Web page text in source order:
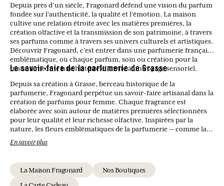
Depuis près d’un siècle, Fragonard défend une vision du parfum
fondée sur l’authenticité, la qualité et l’émotion. La maison
cultive une relation étroite avec les matières premières, la
création olfactive et la transmission de son patrimoine, à travers
ses parfums comme à travers ses univers culturels et artistiques.
Découvrir Fragonard, c’est entrer dans une parfumerie française
emblématique, où chaque parfum, soin ou création pour la
maison raconte une histoire et invite à un voyage sensoriel.
Le savoir-faire de la parfumerie de Grasse
Depuis sa création à Grasse, berceau historique de la
parfumerie, Fragonard perpétue un savoir-faire artisanal dans la
création de parfums pour femme. Chaque fragrance est
élaborée avec soin autour de matières premières sélectionnées
pour leur qualité et leur richesse olfactive. Inspirées par la
nature, les fleurs emblématiques de la parfumerie — comme la
rose, le jasmin ou la fleur d’oranger — se mêlent à des notes
modernes pour donner naissance à des compositions
proposer des parfums féminins à la fois élégants, équilibrés et
fidèles à la tradition parfumée de Grasse.
En savoir plus
La Maison Fragonard
Nos Boutiques